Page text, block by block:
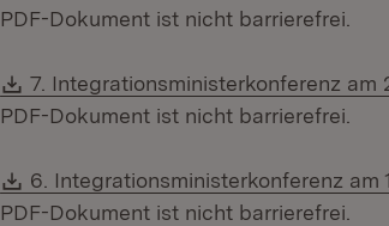
PDF-Dokument ist nicht barrierefrei.
Download:
7. Integrationsministerkonferenz am
PDF-Dokument ist nicht barrierefrei.
Download:
6. Integrationsministerkonferenz am
PDF-Dokument ist nicht barrierefrei.